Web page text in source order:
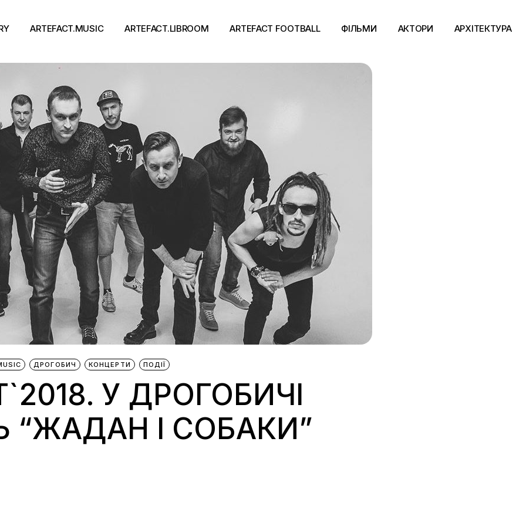
ARTEFACT.MUSIC
Виконавці
Альбоми
Концерти
ARTEFACT.LIBROOM
Події
ARTEFACT FOOTBALL ФІЛЬМИ АКТОРИ АРХІТЕКТУРА
ДРОГОБИЧ КОНЦЕРТИ ПОДІЇ
У ДРОГОБИЧІ
“ЖАДАН І СОБАКИ”